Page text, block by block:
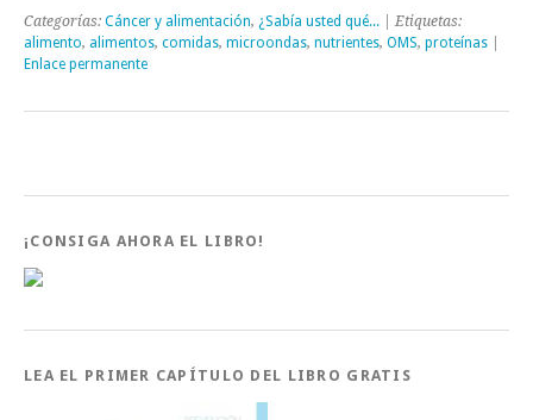
Categorías: Cáncer y alimentación, ¿Sabía usted qué... | Etiquetas:
alimento, alimentos, comidas, microondas, nutrientes, OMS, proteínas
Enlace permanente
¡CONSIGA AHORA EL LIBRO!
LEA EL PRIMER CAPÍTULO DEL LIBRO GRATIS